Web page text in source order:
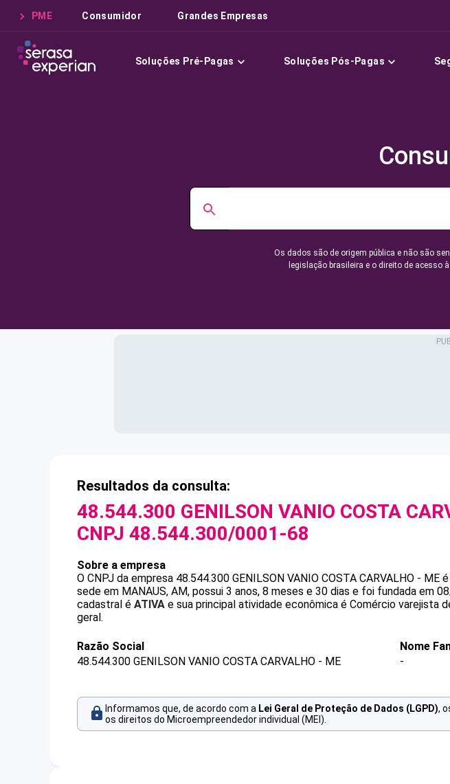
PME Consumidor Grandes Empresas
Soluções Pré-Pagas Soluções Pós-Pagas
Os dados são de origem pública e não são
legislação brasileira e o direito de acesso
Resultados da consulta:
48.544.300 GENILSON VANIO COSTA
CNPJ 48.544.300/0001-68
Sobre a empresa
O CNPJ da empresa 48.544.300 GENILSON VANIO COSTA CARVALHO - ME é
sede em MANAUS, AM, possui 3 anos, 8 meses e 30 dias e foi fundada em
cadastral é ATIVA e sua principal atividade econômica é Comércio varejista
geral.
Razão Social
48.544.300 GENILSON VANIO COSTA CARVALHO - ME
Nome
-
Informamos que, de acordo com a Lei Geral de Proteção de Dados (LGPD),
os direitos do Microempreendedor individual (MEI).